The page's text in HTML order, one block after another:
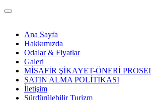
Ana Sayfa
Hakkımızda
Odalar & Fiyatlar
Galeri
MİSAFİR ŞİKAYET-ÖNERİ
SATIN ALMA POLİTİKASI
İletişim
Sürdürülebilir Turizm